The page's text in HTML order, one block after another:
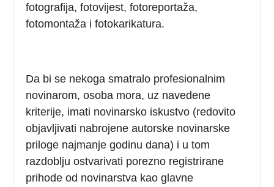
fotografija, fotovijest, fotoreportaža,
fotomontaža i fotokarikatura.
Da bi se nekoga smatralo profesionalnim
novinarom, osoba mora, uz navedene
kriterije, imati novinarsko iskustvo (redovito
objavljivati nabrojene autorske novinarske
priloge najmanje godinu dana) i u tom
razdoblju ostvarivati porezno registrirane
prihode od novinarstva kao glavne